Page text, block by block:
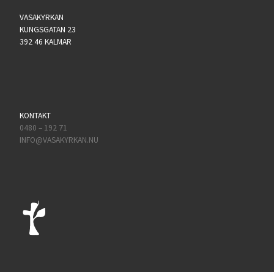
VASAKYRKAN
KUNGSGATAN 23
392 46 KALMAR
KONTAKT
0480 – 192 71
INFO@VASAKYRKAN.NU